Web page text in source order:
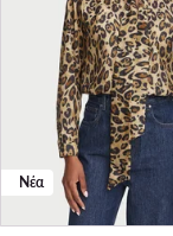
Νέα